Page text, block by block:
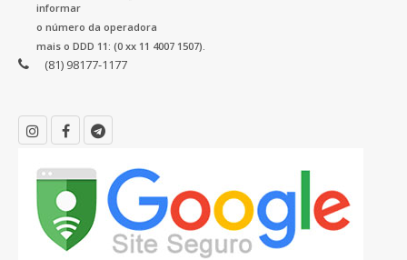
informar
o número da operadora
mais o DDD 11: (0 xx 11 4007 1507).
(81) 98177-1177